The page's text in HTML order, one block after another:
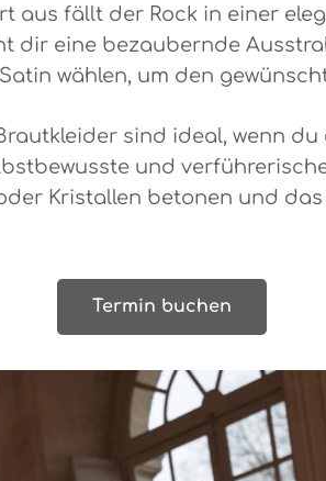
aus fällt der Rock in einer
dir eine bezaubernde
wählen, um den
sind ideal, wenn
und
Kristallen betonen und
Termin buchen